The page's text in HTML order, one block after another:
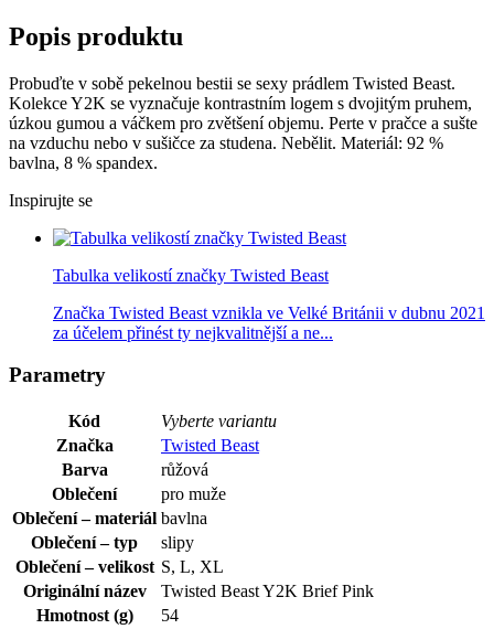
Popis produktu
Probuďte v sobě pekelnou bestii se sexy prádlem Twisted Beast.
Kolekce Y2K se vyznačuje kontrastním logem s dvojitým pruhem,
úzkou gumou a váčkem pro zvětšení objemu. Perte v pračce a sušte
na vzduchu nebo v sušičce za studena. Nebělit. Materiál: 92 %
bavlna, 8 % spandex.
Inspirujte se
Tabulka velikostí značky Twisted Beast
Značka Twisted Beast vznikla ve Velké Británii v dubnu 2021
za účelem přinést ty nejkvalitnější a ne...
Parametry
Kód
Vyberte variantu
Značka
Twisted Beast
Barva
růžová
Oblečení
pro muže
Oblečení – materiál bavlna
Oblečení – typ
slipy
Oblečení – velikost S, L, XL
Originální název
Twisted Beast Y2K Brief Pink
Hmotnost (g)
54